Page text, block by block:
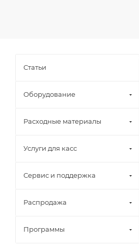
Статьи
Оборудование
Расходные материалы
Услуги для касс
Сервис и поддержка
Распродажа
Программы